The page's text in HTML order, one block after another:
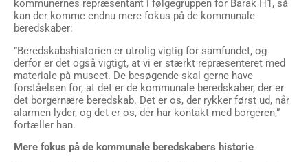
kommunernes repræsentant i følgegruppen for Barak H1, så
kan der komme endnu mere fokus på de kommunale
beredskaber:
”Beredskabshistorien er utrolig vigtig for samfundet, og
derfor er det også vigtigt, at vi er stærkt repræsenteret med
materiale på museet. De besøgende skal gerne have
forståelsen for, at det er de kommunale beredskaber, der er
det borgernære beredskab. Det er os, der rykker først ud, når
alarmen lyder, og det er os, der har kontakt med borgeren,”
fortæller han.
Mere fokus på de kommunale beredskabers historie